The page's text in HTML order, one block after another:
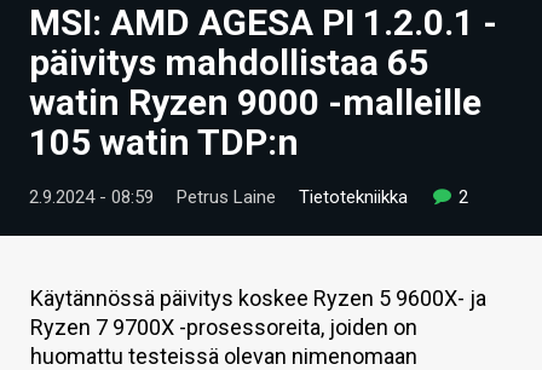
UUTISET
ARTIKKELIT
VIDEOT
TECHBBS
HINTA.FI
KAUPPA
MSI: AMD AGESA PI 1.2.0.1 -
päivitys mahdollistaa 65
watin Ryzen 9000 -malleille
105 watin TDP:n
2.9.2024 - 08:59 Petrus Laine Tietotekniikka 2
Käytännössä päivitys koskee Ryzen 5 9600X- ja
Ryzen 7 9700X -prosessoreita, joiden on
huomattu testeissä olevan nimenomaan